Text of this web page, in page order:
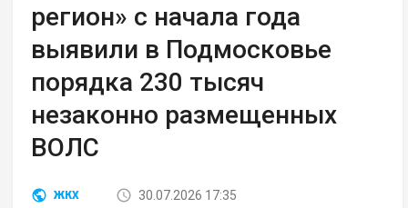
регион» с начала года
выявили в Подмосковье
порядка 230 тысяч
незаконно размещенных
ВОЛС
ЖКХ
30.07.2026 17:35